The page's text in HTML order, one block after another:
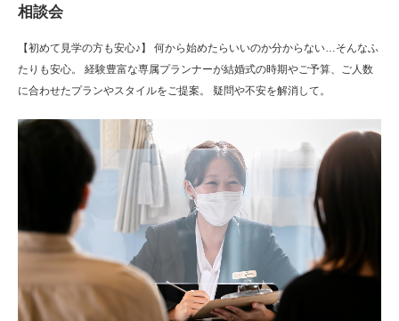
相談会
【初めて見学の方も安心♪】 何から始めたらいいのか分からない…そんなふ
たりも安心。 経験豊富な専属プランナーが結婚式の時期やご予算、ご人数
に合わせたプランやスタイルをご提案。 疑問や不安を解消して。